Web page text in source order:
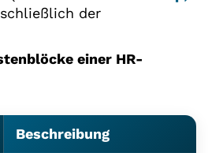
der
einer HR-
Beschreibung